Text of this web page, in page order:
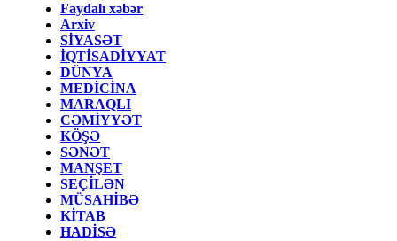
Faydalı xəbər
Arxiv
SİYASƏT
İQTİSADİYYAT
DÜNYA
MEDİCİNA
MARAQLI
CƏMİYYƏT
KÖŞƏ
SƏNƏT
MANŞET
SEÇİLƏN
MÜSAHİBƏ
KİTAB
HADİSƏ